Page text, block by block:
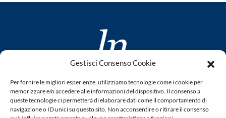
Gestisci Consenso Cookie
Per fornire le migliori esperienze, utilizziamo tecnologie come i cookie per
memorizzare e/o accedere alle informazioni del dispositivo. Il consenso a
queste tecnologie ci permetterà di elaborare dati come il comportamento di
navigazione o ID unici su questo sito. Non acconsentire o ritirare il consenso
www.laletteraturaenoi.it
fondato da Romano Luperini
Questo blog non rappresenta una testata giornalistica in